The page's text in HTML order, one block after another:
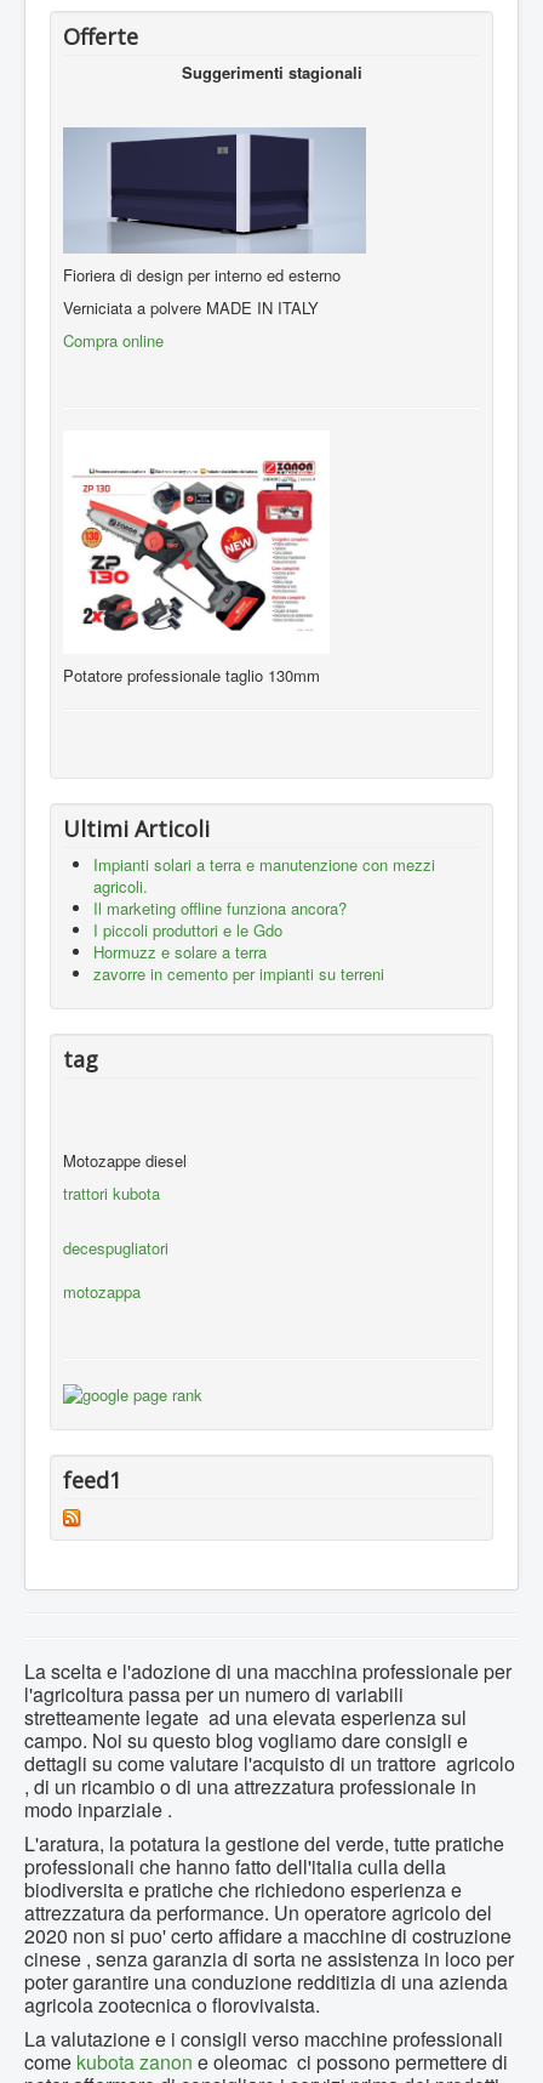
Offerte
Suggerimenti stagionali
Fioriera di design per interno ed esterno
Verniciata a polvere MADE IN ITALY
Compra online
Potatore professionale taglio 130mm
Ultimi Articoli
Impianti solari a terra e manutenzione con mezzi
agricoli.
Il marketing offline funziona ancora?
I piccoli produttori e le Gdo
Hormuzz e solare a terra
zavorre in cemento per impianti su terreni
tag
Motozappe diesel
trattori kubota
decespugliatori
motozappa
feed1
La scelta e l'adozione di una macchina professionale per
l'agricoltura passa per un numero di variabili
stretteamente legate ad una elevata esperienza sul
campo. Noi su questo blog vogliamo dare consigli e
dettagli su come valutare l'acquisto di un trattore agricolo
, di un ricambio o di una attrezzatura professionale in
modo inparziale .
L'aratura, la potatura la gestione del verde, tutte pratiche
professionali che hanno fatto dell'italia culla della
biodiversita e pratiche che richiedono esperienza e
attrezzatura da performance. Un operatore agricolo del
2020 non si puo' certo affidare a macchine di costruzione
cinese , senza garanzia di sorta ne assistenza in loco per
poter garantire una conduzione redditizia di una azienda
agricola zootecnica o florovivaista.
La valutazione e i consigli verso macchine professionali
come kubotazanon e oleomac ci possono permettere di